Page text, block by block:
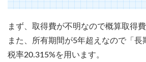
まず、取得費が不明なので概算取得
また、所有期間が5年超えなので「長
税率20.315%を用います。